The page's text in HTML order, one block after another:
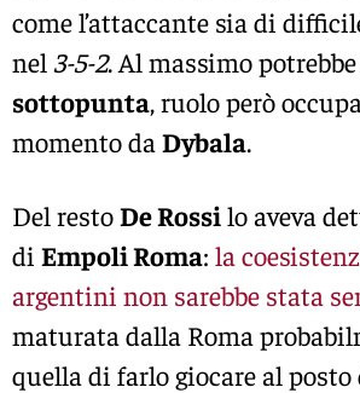
come l’attaccante sia di
nel 3-5-2. Al massimo
sottopunta, ruolo però
momento da Dybala.
Del restoDe Rossilo aveva
di Empoli Roma: la
argentini non sarebbe stata
maturata dalla Roma
quella di farlo giocare al posto